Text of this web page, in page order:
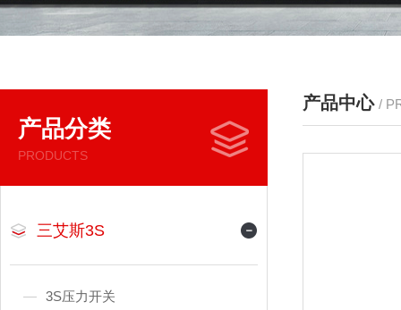
产品分类
PRODUCTS
三艾斯3S
3S压力开关
产品中心 /